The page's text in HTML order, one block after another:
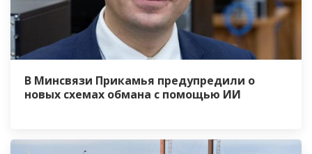
В Минсвязи Прикамья предупредили о
новых схемах обмана с помощью ИИ